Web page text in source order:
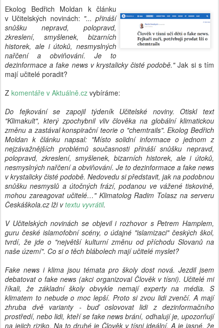
Ekolog Bedřich Moldan k článku
v Učitelských novinách: "... přináší
snůšku nepravd, polopravd,
zkreslení, smyšlenek, bizarních
historek, ale i útoků, nesmyslných
nařčení a obviňování. Je to
dezinformace a fake news v krystalicky čisté podobě."Jak si s tím
mají učitelé poradit?
Z komentáře v Aktuálně.cz vybíráme:
Do fejkování se zapojil týdeník Učitelské noviny. Otiskl text
"Klimakult", který zpochybnil vliv člověka na globální klimatickou
změnu a zastával konspirační teorie o "chemtrails". Ekolog Bedřich
Moldan k článku napsal: "Místo solidní informace o jednom z
nejzávažnějších problémů současnosti přináší snůšku nepravd,
polopravd, zkreslení, smyšlenek, bizarních historek, ale i útoků,
nesmyslných nařčení a obviňování. Je to dezinformace a fake news
v krystalicky čisté podobě. Nedovedu si představit, jak na podobnou
snůšku nesmyslů a útočných frází, podanou ve vážené tiskovině,
mohou zareagovat učitelé…" Klimatolog Radim Tolasz na serveru
Českáškola.cz lži vtextu vyvrátil.
V Učitelských novinách se objevil i rozhovor s Petrem Hamplem,
guru české islamofobní scény, o údajné "islamizaci" českých škol,
tvrdí, že jde o "největší kulturní změnu od příchodu Slovanů na
naše území". Co si o těch blábolech mají učitelé myslet?
Fake news i klima jsou témata pro školy dost nová. Jezdil jsem
debatovat o fake news (akci organizoval Člověk v tísni). Učitelé mi
říkali, že základní školy obvykle nemají experty na média. S
klimatem to nebude o moc lepší. Proto si zvou lidi zvenčí. A mají
zhruba dvě varianty - buď oslovovat lidi z dezinformačního
prostředí, nebo lidi, kteří se fake news brání, odhalují je, upozorňují
na jejich riziko. Na to druhé je Člověk v tísni ideální. A je jasné, že